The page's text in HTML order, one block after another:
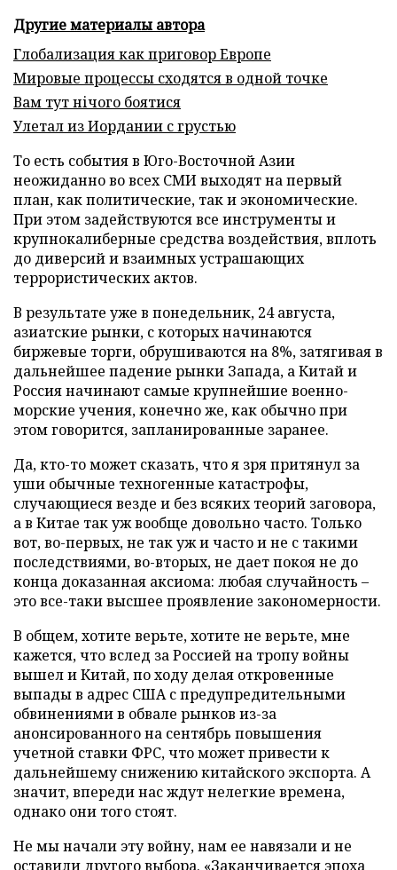
Другие материалы автора
Глобализация как приговор Европе
Мировые процессы сходятся в одной точке
Вам тут нічого боятися
Улетал из Иордании с грустью
То есть события в Юго-Восточной Азии
неожиданно во всех СМИ выходят на первый
план, как политические, так и экономические.
При этом задействуются все инструменты и
крупнокалиберные средства воздействия, вплоть
до диверсий и взаимных устрашающих
террористических актов.
В результате уже в понедельник, 24 августа,
азиатские рынки, с которых начинаются
биржевые торги, обрушиваются на 8%, затягивая в
дальнейшее падение рынки Запада, а Китай и
Россия начинают самые крупнейшие военно-
морские учения, конечно же, как обычно при
этом говорится, запланированные заранее.
Да, кто-то может сказать, что я зря притянул за
уши обычные техногенные катастрофы,
случающиеся везде и без всяких теорий заговора,
а в Китае так уж вообще довольно часто. Только
вот, во-первых, не так уж и часто и не с такими
последствиями, во-вторых, не дает покоя не до
конца доказанная аксиома: любая случайность –
это все-таки высшее проявление закономерности.
В общем, хотите верьте, хотите не верьте, мне
кажется, что вслед за Россией на тропу войны
вышел и Китай, по ходу делая откровенные
выпады в адрес США с предупредительными
обвинениями в обвале рынков из-за
анонсированного на сентябрь повышения
учетной ставки ФРС, что может привести к
дальнейшему снижению китайского экспорта. А
значит, впереди нас ждут нелегкие времена,
однако они того стоят.
Не мы начали эту войну, нам ее навязали и не
оставили другого выбора. «Заканчивается эпоха